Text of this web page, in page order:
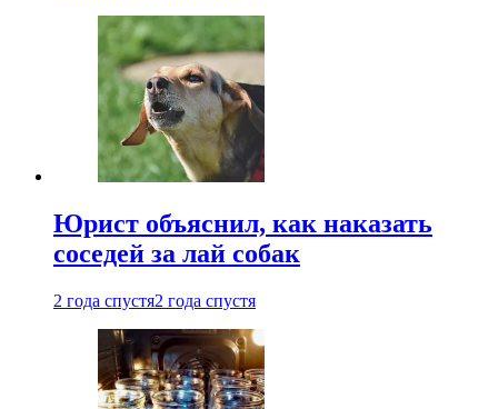
Юрист объяснил, как наказать
соседей за лай собак
2 года спустя2 года спустя